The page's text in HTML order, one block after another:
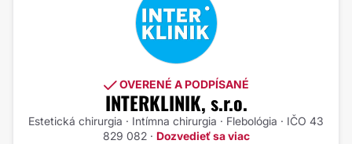
OVERENÉ A PODPÍSANÉ
INTERKLINIK, s.r.o.
Estetická chirurgia · Intímna chirurgia · Flebológia · IČO 43
829 082 · Dozvedieť sa viac